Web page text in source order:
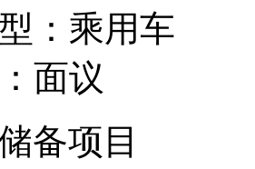
： 乘用车
面议
备项目